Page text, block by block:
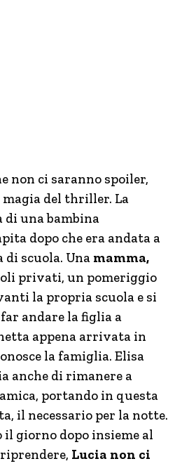
non ci saranno spoiler,
del thriller. La
di una bambina
dopo che era andata a
di scuola. Una mamma,
privati, un pomeriggio
la propria scuola e si
andare la figlia a
appena arrivata in
la famiglia. Elisa
anche di rimanere a
portando in questa
il necessario per la notte.
il giorno dopo insieme al
Lucia non ci